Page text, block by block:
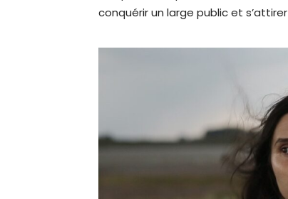
conquérir un large public et